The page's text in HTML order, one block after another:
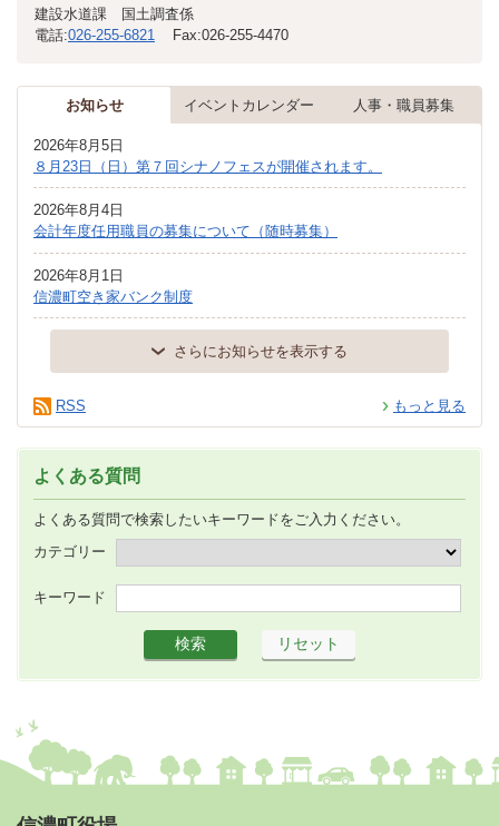
建設水道課 国土調査係
電話:026-255-6821 Fax:026-255-4470
お知らせ イベントカレンダー 人事・職員募集
2026年8月5日
８月23日（日）第７回シナノフェスが開催されます。
2026年8月4日
会計年度任用職員の募集について（随時募集）
2026年8月1日
信濃町空き家バンク制度
さらにお知らせを表示する
もっと見る
RSS
よくある質問
よくある質問で検索したいキーワードをご入力ください。
カテゴリー
キーワード